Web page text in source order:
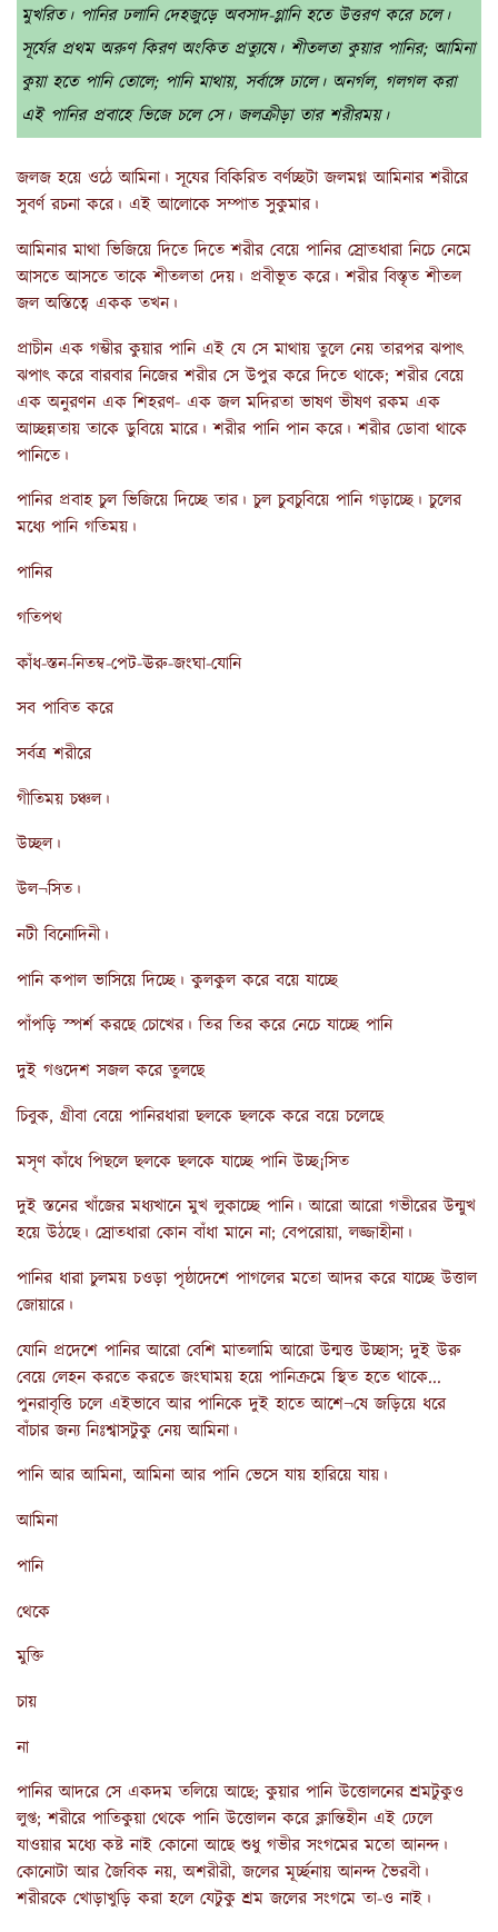
মুখরিত। পানির ঢলানি দেহজুড়ে অবসাদ-গ্লানি হতে উত্তরণ করে চলে।
সূর্যের প্রথম অরুণ কিরণ অংকিত প্রত্যুষে। শীতলতা কুয়ার পানির; আমিনা
কুয়া হতে পানি তোলে; পানি মাথায়, সর্বাঙ্গে ঢালে। অনর্গল, গলগল করা
এই পানির প্রবাহে ভিজে চলে সে। জলক্রীড়া তার শরীরময়।
জলজ হয়ে ওঠে আমিনা। সূযের বিকিরিত বর্ণচ্ছটা জলমগ্ন আমিনার শরীরে
সুবর্ণ রচনা করে। এই আলোকে সম্পাত সুকুমার।
আমিনার মাথা ভিজিয়ে দিতে দিতে শরীর বেয়ে পানির স্রোতধারা নিচে নেমে
আসতে আসতে তাকে শীতলতা দেয়। প্রবীভূত করে। শরীর বিস্তৃত শীতল
জল অস্তিত্বে একক তখন।
প্রাচীন এক গম্ভীর কুয়ার পানি এই যে সে মাথায় তুলে নেয় তারপর ঝপাৎ
ঝপাৎ করে বারবার নিজের শরীর সে উপুর করে দিতে থাকে; শরীর বেয়ে
এক অনুরণন এক শিহরণ- এক জল মদিরতা ভাষণ ভীষণ রকম এক
আচ্ছন্নতায় তাকে ডুবিয়ে মারে। শরীর পানি পান করে। শরীর ডোবা থাকে
পানিতে।
পানির প্রবাহ চুল ভিজিয়ে দিচ্ছে তার। চুল চুবচুবিয়ে পানি গড়াচ্ছে। চুলের
মধ্যে পানি গতিময়।
পানির
গতিপথ
কাঁধ-স্তন-নিতম্ব-পেট-ঊরু-জংঘা-যোনি
সব পাবিত করে
সর্বত্র শরীরে
গীতিময় চঞ্চল।
উচ্ছল।
উল¬সিত।
নটী বিনোদিনী।
পানি কপাল ভাসিয়ে দিচ্ছে। কুলকুল করে বয়ে যাচ্ছে
পাঁপড়ি স্পর্শ করছে চোখের। তির তির করে নেচে যাচ্ছে পানি
দুই গণ্ডদেশ সজল করে তুলছে
চিবুক, গ্রীবা বেয়ে পানিরধারা ছলকে ছলকে করে বয়ে চলেছে
মসৃণ কাঁধে পিছলে ছলকে ছলকে যাচ্ছে পানি উচ্ছ¡সিত
দুই স্তনের খাঁজের মধ্যখানে মুখ লুকাচ্ছে পানি। আরো আরো গভীরের উন্মুখ
হয়ে উঠছে। স্রোতধারা কোন বাঁধা মানে না; বেপরোয়া, লজ্জাহীনা।
পানির ধারা চুলময় চওড়া পৃষ্ঠাদেশে পাগলের মতো আদর করে যাচ্ছে উত্তাল
জোয়ারে।
যোনি প্রদেশে পানির আরো বেশি মাতলামি আরো উন্মত্ত উচ্ছাস; দুই উরু
বেয়ে লেহন করতে করতে জংঘাময় হয়ে পানিক্রমে স্থিত হতে থাকে...
পুনরাবৃত্তি চলে এইভাবে আর পানিকে দুই হাতে আশে¬ষে জড়িয়ে ধরে
বাঁচার জন্য নিঃশ্বাসটুকু নেয় আমিনা।
পানি আর আমিনা, আমিনা আর পানি ভেসে যায় হারিয়ে যায়।
আমিনা
পানি
থেকে
মুক্তি
চায়
না
পানির আদরে সে একদম তলিয়ে আছে; কুয়ার পানি উত্তোলনের শ্রমটুকুও
লুপ্ত; শরীরে পাতিকুয়া থেকে পানি উত্তোলন করে ক্লান্তিহীন এই ঢেলে
যাওয়ার মধ্যে কষ্ট নাই কোনো আছে শুধু গভীর সংগমের মতো আনন্দ।
কোনোটা আর জৈবিক নয়, অশরীরী, জলের মূর্চ্ছনায় আনন্দ ভৈরবী।
শরীরকে খোড়াখুড়ি করা হলে যেটুকু শ্রম জলের সংগমে তা-ও নাই।